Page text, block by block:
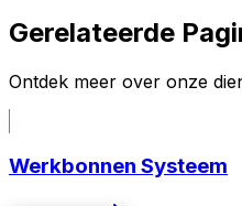
Gerelateerde
Ontdek meer over onze
Werkbonnen Systeem